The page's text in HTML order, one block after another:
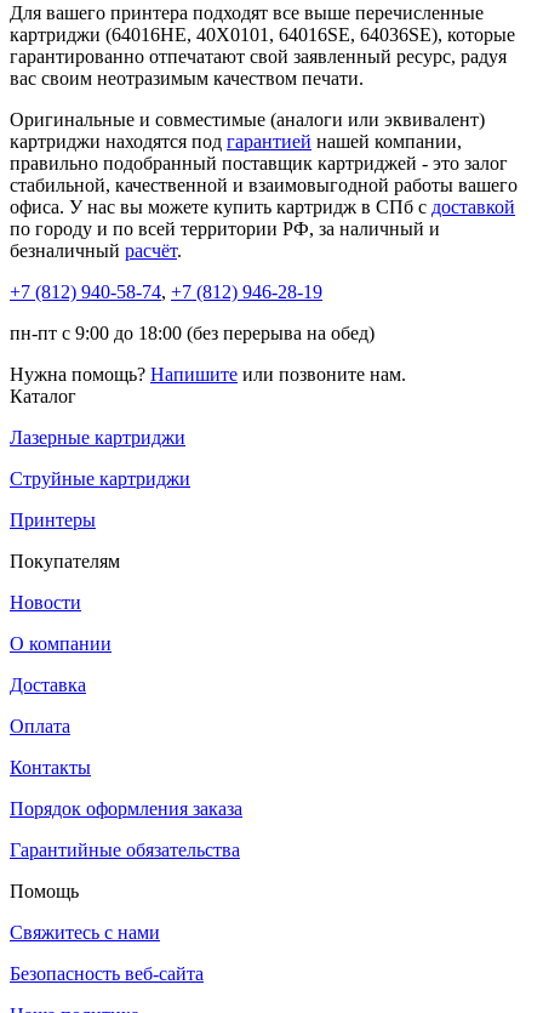
Для вашего принтера подходят все выше перечисленные
картриджи (64016HE, 40X0101, 64016SE, 64036SE), которые
гарантированно отпечатают свой заявленный ресурс, радуя
вас своим неотразимым качеством печати.
Оригинальные и совместимые (аналоги или эквивалент)
картриджи находятся под гарантией нашей компании,
правильно подобранный поставщик картриджей - это залог
стабильной, качественной и взаимовыгодной работы вашего
офиса. У нас вы можете купить картридж в СПб с доставкой
по городу и по всей территории РФ, за наличный и
безналичный расчёт.
+7 (812) 940-58-74, +7 (812) 946-28-19
пн-пт с 9:00 до 18:00 (без перерыва на обед)
Нужна помощь? Напишите или позвоните нам.
Каталог
Лазерные картриджи
Струйные картриджи
Принтеры
Покупателям
Новости
О компании
Доставка
Оплата
Контакты
Порядок оформления заказа
Гарантийные обязательства
Помощь
Свяжитесь с нами
Безопасность веб-сайта